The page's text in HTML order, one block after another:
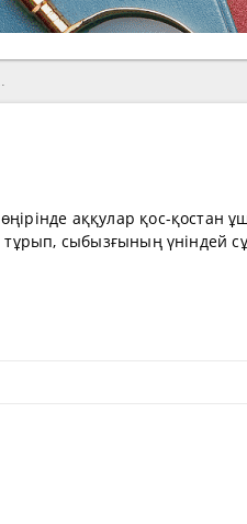
аққулар қос-қостан
тұрып, сыбызғының үніндей